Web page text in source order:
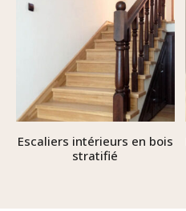
Escaliers intérieurs en bois
stratifié